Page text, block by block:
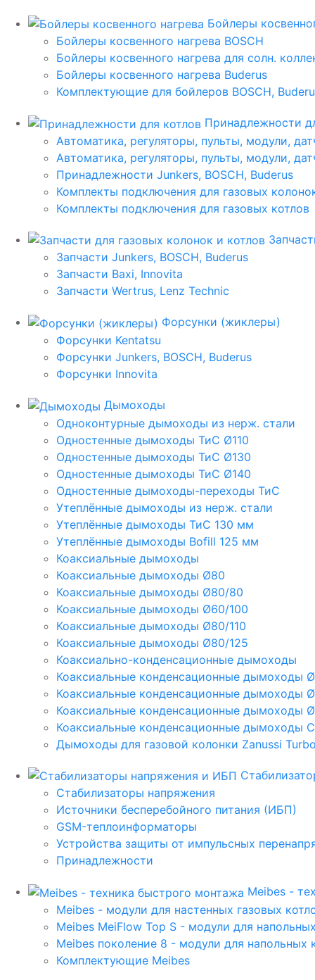
Бойлеры
Бойлеры косвенного нагрева BOSCH
Бойлеры косвенного нагрева для солн.
Бойлеры косвенного нагрева Buderus
Комплектующие для бойлеров BOSCH,
Принадлежности
Автоматика, регуляторы, пульты, модули,
Автоматика, регуляторы, пульты, модули,
Принадлежности Junkers, BOSCH, Buderus
Комплекты подключения для газовых
Комплекты подключения для газовых котлов
Запчасти Junkers, BOSCH, Buderus
Запчасти Baxi, Innovita
Запчасти Wertrus, Lenz Technic
Форсунки (жиклеры)
Форсунки Kentatsu
Форсунки Junkers, BOSCH, Buderus
Форсунки Innovita
Дымоходы
Одноконтурные дымоходы из нерж. стали
Одностенные дымоходы ТиС Ø110
Одностенные дымоходы ТиС Ø130
Одностенные дымоходы ТиС Ø140
Одностенные дымоходы-переходы ТиС
Утеплённые дымоходы из нерж. стали
Утеплённые дымоходы ТиС 130 мм
Утеплённые дымоходы Bofill 125 мм
Коаксиальные дымоходы
Коаксиальные дымоходы Ø80
Коаксиальные дымоходы Ø80/80
Коаксиальные дымоходы Ø60/100
Коаксиальные дымоходы Ø80/110
Коаксиальные дымоходы Ø80/125
Коаксиально-конденсационные дымоходы
Коаксиальные конденсационные дымоходы
Коаксиальные конденсационные дымоходы
Коаксиальные конденсационные дымоходы
Коаксиальные конденсационные дымоходы
Дымоходы для газовой колонки Zanussi
Стабилизаторы напряжения
Источники бесперебойного питания (ИБП)
GSM-теплоинформаторы
Устройства защиты от импульсных
Принадлежности
Meibes -
Meibes - модули для настенных газовых
Meibes MeiFlow Top S - модули для
Meibes поколение 8 - модули для напольных
Комплектующие Meibes